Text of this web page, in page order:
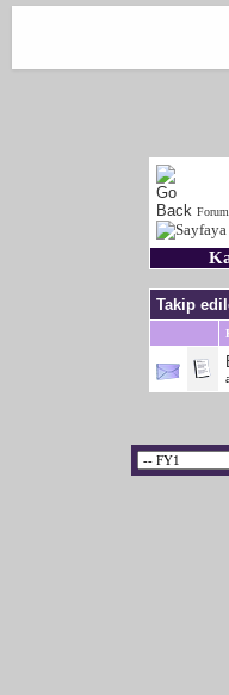
Takip